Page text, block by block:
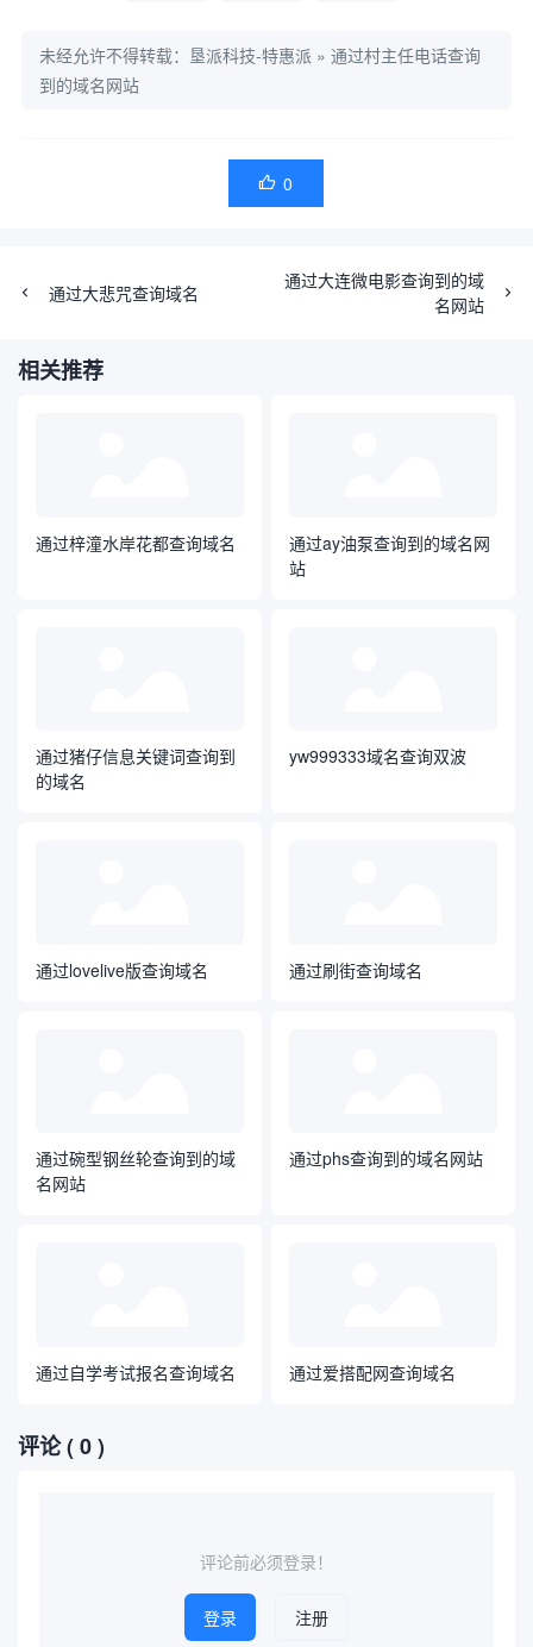
未经允许不得转载： 垦派科技-特惠派 » 通过村主任电话查询
到的域名网站
 0
通过大悲咒查询域名
通过大连微电影查询到的域
名网站
相关推荐
通过梓潼水岸花都查询域名
通过ay油泵查询到的域名网
站
通过猪仔信息关键词查询到
的域名
yw999333域名查询双波
通过lovelive版查询域名 通过刷街查询域名
通过碗型钢丝轮查询到的域
名网站
通过phs查询到的域名网站
通过自学考试报名查询域名 通过爱搭配网查询域名
评论( 0 )
评论前必须登录！
登录 注册